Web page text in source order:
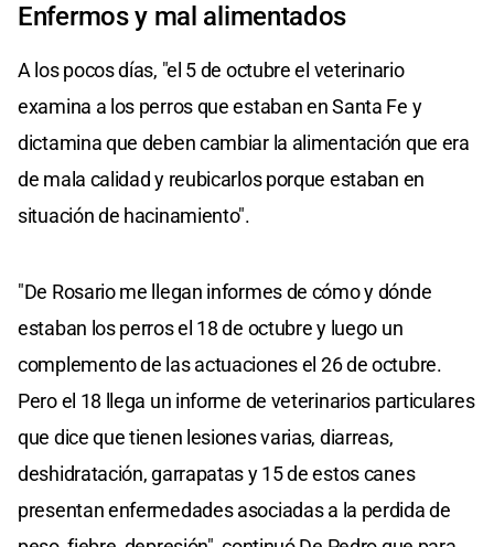
Enfermos y mal alimentados
A los pocos días, "el 5 de octubre el veterinario
examina a los perros que estaban en Santa Fe y
dictamina que deben cambiar la alimentación que era
de mala calidad y reubicarlos porque estaban en
situación de hacinamiento".
"De Rosario me llegan informes de cómo y dónde
estaban los perros el 18 de octubre y luego un
complemento de las actuaciones el 26 de octubre.
Pero el 18 llega un informe de veterinarios particulares
que dice que tienen lesiones varias, diarreas,
deshidratación, garrapatas y 15 de estos canes
presentan enfermedades asociadas a la perdida de